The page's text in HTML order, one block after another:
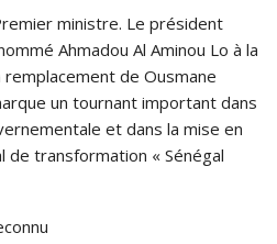
ministre. Le président
Ahmadou Al Aminou Lo à la
de Ousmane
un tournant important dans
et dans la mise en
de transformation « Sénégal